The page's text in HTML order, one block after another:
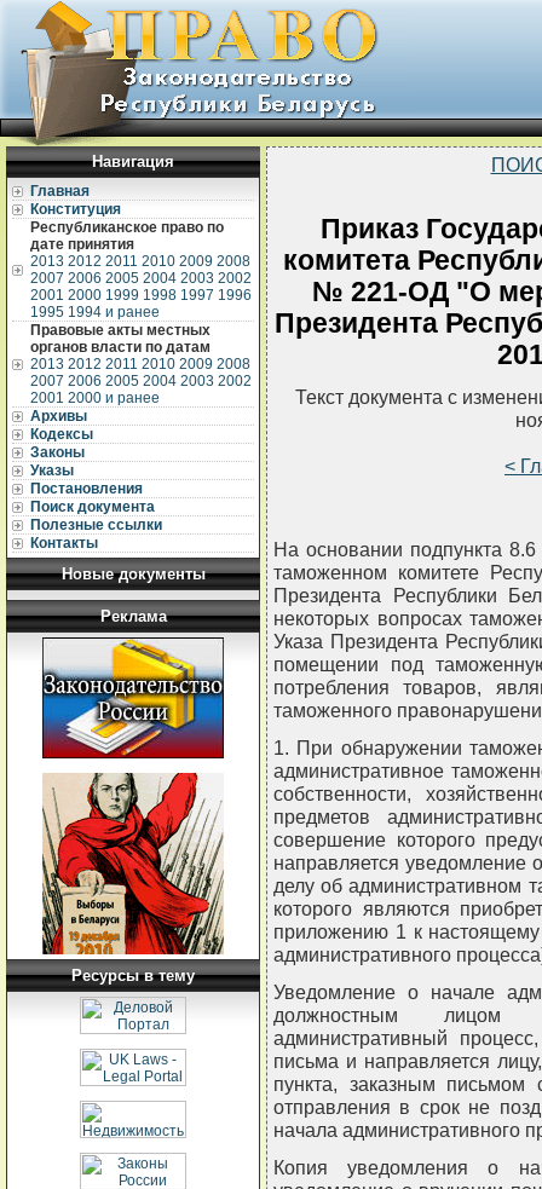
Навигация
Главная
Конституция
Республиканское право по
дате принятия
2013 2012 2011 2010 2009 2008
2007 2006 2005 2004 2003 2002
2001 2000 1999 1998 1997 1996
1995 1994 и ранее
Правовые акты местных
органов власти по датам
2013 2012 2011 2010 2009 2008
2007 2006 2005 2004 2003 2002
2001 2000 и ранее
Архивы
Кодексы
Законы
Указы
Постановления
Поиск документа
Полезные ссылки
Контакты
Новые документы
Реклама
Ресурсы в тему
Приказ
комитета
№ 221-ОД "О
Президента
Текст документа с
<
На основании подпункта
таможенном комитете
Президента Республики
некоторых вопросах
Указа Президента
помещении под
потребления товаров,
таможенного
1. При обнаружении
административное
собственности,
предметов
совершение которого
направляется уведомление
делу об административном
которого являются
приложению 1 к
административного
Уведомление о начале
должностным лицом
административный
письма и направляется
пункта, заказным письмом
отправления в срок не
начала административного
Копия уведомления о